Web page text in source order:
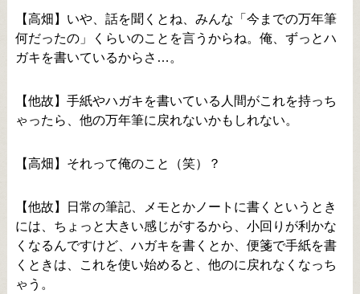
【高畑】いや、話を聞くとね、みんな「今までの万年筆
何だったの」くらいのことを言うからね。俺、ずっとハ
ガキを書いているからさ…。
【他故】手紙やハガキを書いている人間がこれを持っち
ゃったら、他の万年筆に戻れないかもしれない。
【高畑】それって俺のこと（笑）？
【他故】日常の筆記、メモとかノートに書くというとき
には、ちょっと大きい感じがするから、小回りが利かな
くなるんですけど、ハガキを書くとか、便箋で手紙を書
くときは、これを使い始めると、他のに戻れなくなっち
ゃう。